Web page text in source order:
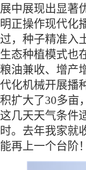
展中展现出显著
明正操作现代化
过，种子精准入
生态种植模式也
粮油兼收、增产
代化机械开展播
积扩大了30多亩
这几天天气条件
时。去年我家就
能再上一个台阶